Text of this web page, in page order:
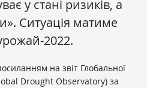
у стані ризиків, а
Ситуація матиме
2022.
на звіт Глобальної
Drought Observatory) за